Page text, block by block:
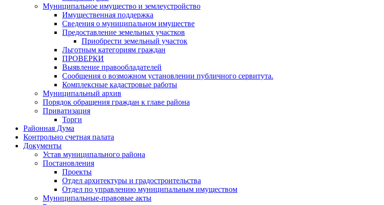
Муниципальное имущество и землеустройство
Имущественная поддержка
Сведения о муниципальном имуществе
Предоставление земельных участков
Приобрести земельный участок
Льготным категориям граждан
ПРОВЕРКИ
Выявление правообладателей
Сообщения о возможном установлении публичного сервитута.
Комплексные кадастровые работы
Муниципальный архив
Порядок обращения граждан к главе района
Приватизация
Торги
Районная Дума
Контрольно счетная палата
Документы
Устав муниципального района
Постановления
Проекты
Отдел архитектуры и градостроительства
Отдел по управлению муниципальным имуществом
Муниципальные-правовые акты